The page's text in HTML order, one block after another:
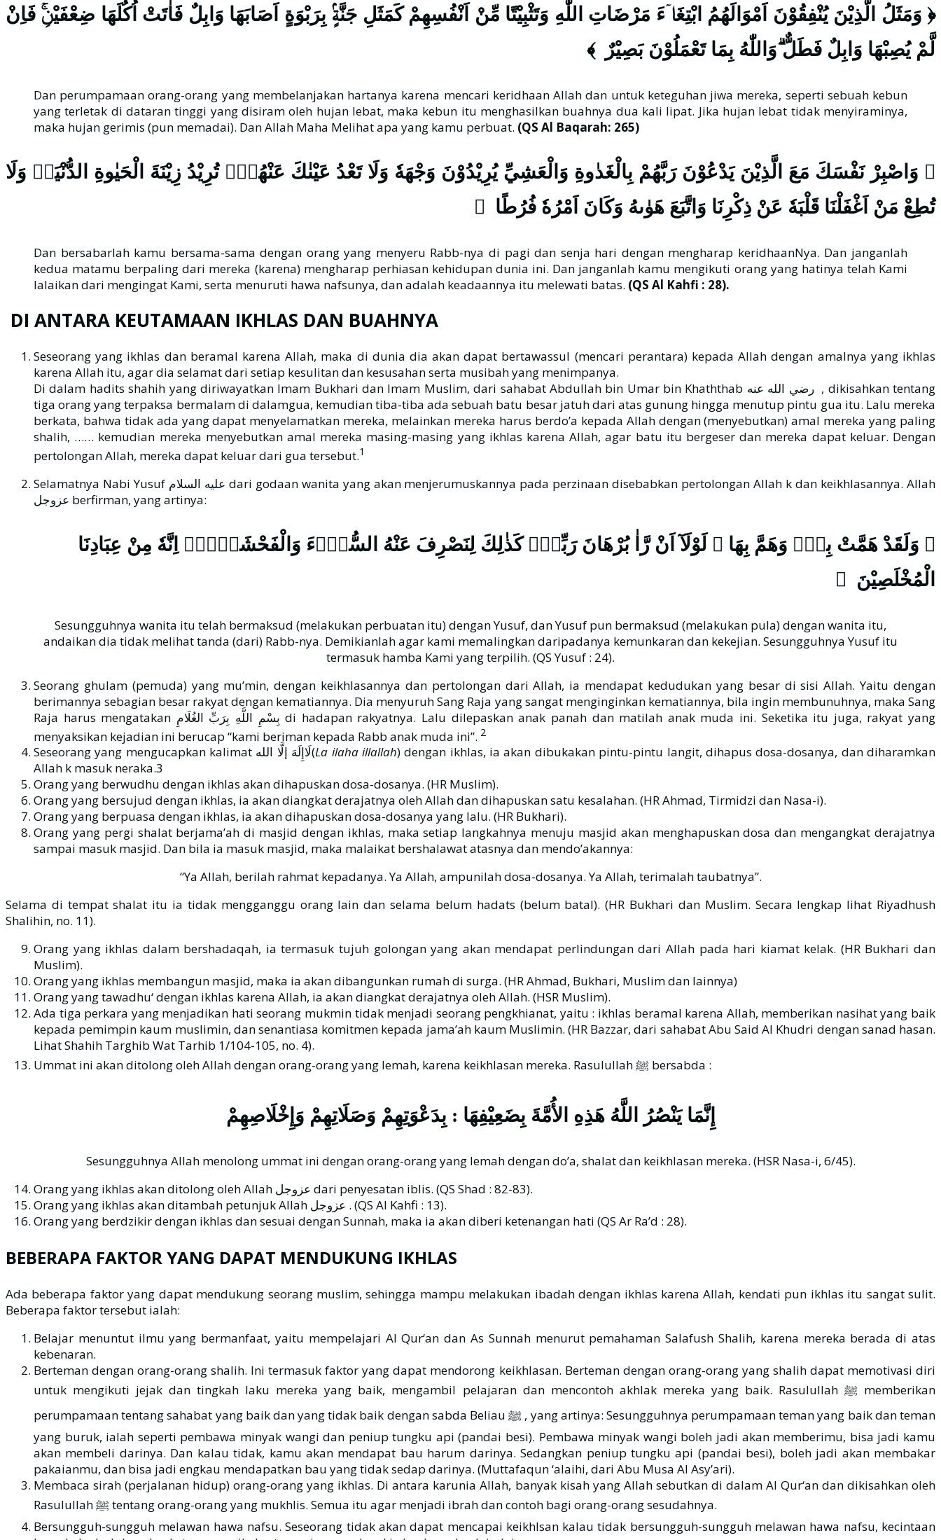
﴿ وَمَثَلُ الَّذِيْنَ يُنْفِقُوْنَ اَمْوَالَهُمُ ابْتِغَاۤءَ مَرْضَاتِ اللّٰهِ وَتَثْبِيْتًا مِّنْ اَنْفُسِهِمْ كَمَثَلِ جَنَّةٍۢ بِرَبْوَةٍ اَصَابَهَا وَابِلٌ فَاٰتَتْ اُكُلَهَا ضِعْفَيْنِۚ فَاِنْ
لَّمْ يُصِبْهَا وَابِلٌ فَطَلٌّ ۗوَاللّٰهُ بِمَا تَعْمَلُوْنَ بَصِيْرٌ ﴾
Dan perumpamaan orang-orang yang membelanjakan hartanya karena mencari keridhaan Allah dan untuk keteguhan jiwa mereka, seperti sebuah kebun
yang terletak di dataran tinggi yang disiram oleh hujan lebat, maka kebun itu menghasilkan buahnya dua kali lipat. Jika hujan lebat tidak menyiraminya,
maka hujan gerimis (pun memadai). Dan Allah Maha Melihat apa yang kamu perbuat. (QS Al Baqarah: 265)
﴿ وَاصْبِرْ نَفْسَكَ مَعَ الَّذِيْنَ يَدْعُوْنَ رَبَّهُمْ بِالْغَدٰوةِ وَالْعَشِيِّ يُرِيْدُوْنَ وَجْهَهٗ وَلَا تَعْدُ عَيْنٰكَ عَنْهُمْۚ تُرِيْدُ زِيْنَةَ الْحَيٰوةِ الدُّنْيَاۚ وَلَا
تُطِعْ مَنْ اَغْفَلْنَا قَلْبَهٗ عَنْ ذِكْرِنَا وَاتَّبَعَ هَوٰىهُ وَكَانَ اَمْرُهٗ فُرُطًا ﴾
Dan bersabarlah kamu bersama-sama dengan orang yang menyeru Rabb-nya di pagi dan senja hari dengan mengharap keridhaanNya. Dan janganlah
kedua matamu berpaling dari mereka (karena) mengharap perhiasan kehidupan dunia ini. Dan janganlah kamu mengikuti orang yang hatinya telah Kami
lalaikan dari mengingat Kami, serta menuruti hawa nafsunya, dan adalah keadaannya itu melewati batas. (QS Al Kahfi : 28).
DI ANTARA KEUTAMAAN IKHLAS DAN BUAHNYA
Seseorang yang ikhlas dan beramal karena Allah, maka di dunia dia akan dapat bertawassul (mencari perantara) kepada Allah dengan amalnya yang ikhlas
karena Allah itu, agar dia selamat dari setiap kesulitan dan kesusahan serta musibah yang menimpanya.
Di dalam hadits shahih yang diriwayatkan Imam Bukhari dan Imam Muslim, dari sahabat Abdullah bin Umar bin Khaththab رضي الله عنه , dikisahkan tentang
tiga orang yang terpaksa bermalam di dalamgua, kemudian tiba-tiba ada sebuah batu besar jatuh dari atas gunung hingga menutup pintu gua itu. Lalu mereka
berkata, bahwa tidak ada yang dapat menyelamatkan mereka, melainkan mereka harus berdo’a kepada Allah dengan (menyebutkan) amal mereka yang paling
shalih, …… kemudian mereka menyebutkan amal mereka masing-masing yang ikhlas karena Allah, agar batu itu bergeser dan mereka dapat keluar. Dengan
pertolongan Allah, mereka dapat keluar dari gua tersebut.1
Selamatnya Nabi Yusuf عليه السلام dari godaan wanita yang akan menjerumuskannya pada perzinaan disebabkan pertolongan Allah k dan keikhlasannya. Allah
عزوجل berfirman, yang artinya:
﴿ وَلَقَدْ هَمَّتْ بِهٖۙ وَهَمَّ بِهَا ۚ لَوْلَآ اَنْ رَّاٰ بُرْهَانَ رَبِّهٖۗ كَذٰلِكَ لِنَصْرِفَ عَنْهُ السُّوْۤءَ وَالْفَحْشَاۤءَۗ اِنَّهٗ مِنْ عِبَادِنَا
الْمُخْلَصِيْنَ ﴾
Sesungguhnya wanita itu telah bermaksud (melakukan perbuatan itu) dengan Yusuf, dan Yusuf pun bermaksud (melakukan pula) dengan wanita itu,
andaikan dia tidak melihat tanda (dari) Rabb-nya. Demikianlah agar kami memalingkan daripadanya kemunkaran dan kekejian. Sesungguhnya Yusuf itu
termasuk hamba Kami yang terpilih. (QS Yusuf : 24).
Seorang ghulam (pemuda) yang mu’min, dengan keikhlasannya dan pertolongan dari Allah, ia mendapat kedudukan yang besar di sisi Allah. Yaitu dengan
berimannya sebagian besar rakyat dengan kematiannya. Dia menyuruh Sang Raja yang sangat menginginkan kematiannya, bila ingin membunuhnya, maka Sang
Raja harus mengatakan بِسْمِ اللَّهِ بِرَبِّ الغُلَامِ di hadapan rakyatnya. Lalu dilepaskan anak panah dan matilah anak muda ini. Seketika itu juga, rakyat yang
menyaksikan kejadian ini berucap “kami beriman kepada Rabb anak muda ini”. 2
Seseorang yang mengucapkan kalimat لَاإِلَهَ إلَّا الله(La ilaha illallah) dengan ikhlas, ia akan dibukakan pintu-pintu langit, dihapus dosa-dosanya, dan diharamkan
Allah k masuk neraka.3
Orang yang berwudhu dengan ikhlas akan dihapuskan dosa-dosanya. (HR Muslim).
Orang yang bersujud dengan ikhlas, ia akan diangkat derajatnya oleh Allah dan dihapuskan satu kesalahan. (HR Ahmad, Tirmidzi dan Nasa-i).
Orang yang berpuasa dengan ikhlas, ia akan dihapuskan dosa-dosanya yang lalu. (HR Bukhari).
Orang yang pergi shalat berjama’ah di masjid dengan ikhlas, maka setiap langkahnya menuju masjid akan menghapuskan dosa dan mengangkat derajatnya
sampai masuk masjid. Dan bila ia masuk masjid, maka malaikat bershalawat atasnya dan mendo’akannya:
“Ya Allah, berilah rahmat kepadanya. Ya Allah, ampunilah dosa-dosanya. Ya Allah, terimalah taubatnya”.
Selama di tempat shalat itu ia tidak mengganggu orang lain dan selama belum hadats (belum batal). (HR Bukhari dan Muslim. Secara lengkap lihat Riyadhush
Shalihin, no. 11).
Orang yang ikhlas dalam bershadaqah, ia termasuk tujuh golongan yang akan mendapat perlindungan dari Allah pada hari kiamat kelak. (HR Bukhari dan
Muslim).
Orang yang ikhlas membangun masjid, maka ia akan dibangunkan rumah di surga. (HR Ahmad, Bukhari, Muslim dan lainnya)
Orang yang tawadhu‘ dengan ikhlas karena Allah, ia akan diangkat derajatnya oleh Allah. (HSR Muslim).
Ada tiga perkara yang menjadikan hati seorang mukmin tidak menjadi seorang pengkhianat, yaitu : ikhlas beramal karena Allah, memberikan nasihat yang baik
kepada pemimpin kaum muslimin, dan senantiasa komitmen kepada jama’ah kaum Muslimin. (HR Bazzar, dari sahabat Abu Said Al Khudri dengan sanad hasan.
Lihat Shahih Targhib Wat Tarhib 1/104-105, no. 4).
Ummat ini akan ditolong oleh Allah dengan orang-orang yang lemah, karena keikhlasan mereka. Rasulullah ﷺ bersabda :
إِنَّمَا يَنْصُرُ اللَّهُ هَذِهِ الأُمَّةَ بِضَعِيْفِهَا : بِدَعْوَتِهِمْ وَصَلَاتِهِمْ وَإِخْلَاصِهِمْ
Sesungguhnya Allah menolong ummat ini dengan orang-orang yang lemah dengan do’a, shalat dan keikhlasan mereka. (HSR Nasa-i, 6/45).
Orang yang ikhlas akan ditolong oleh Allah عزوجل dari penyesatan iblis. (QS Shad : 82-83).
Orang yang ikhlas akan ditambah petunjuk Allah عزوجل . (QS Al Kahfi : 13).
Orang yang berdzikir dengan ikhlas dan sesuai dengan Sunnah, maka ia akan diberi ketenangan hati (QS Ar Ra’d : 28).
BEBERAPA FAKTOR YANG DAPAT MENDUKUNG IKHLAS
Ada beberapa faktor yang dapat mendukung seorang muslim, sehingga mampu melakukan ibadah dengan ikhlas karena Allah, kendati pun ikhlas itu sangat sulit.
Beberapa faktor tersebut ialah:
Belajar menuntut ilmu yang bermanfaat, yaitu mempelajari Al Qur‘an dan As Sunnah menurut pemahaman Salafush Shalih, karena mereka berada di atas
kebenaran.
Berteman dengan orang-orang shalih. Ini termasuk faktor yang dapat mendorong keikhlasan. Berteman dengan orang-orang yang shalih dapat memotivasi diri
untuk mengikuti jejak dan tingkah laku mereka yang baik, mengambil pelajaran dan mencontoh akhlak mereka yang baik. Rasulullah ﷺ memberikan
perumpamaan tentang sahabat yang baik dan yang tidak baik dengan sabda Beliau ﷺ , yang artinya: Sesungguhnya perumpamaan teman yang baik dan teman
yang buruk, ialah seperti pembawa minyak wangi dan peniup tungku api (pandai besi). Pembawa minyak wangi boleh jadi akan memberimu, bisa jadi kamu
akan membeli darinya. Dan kalau tidak, kamu akan mendapat bau harum darinya. Sedangkan peniup tungku api (pandai besi), boleh jadi akan membakar
pakaianmu, dan bisa jadi engkau mendapatkan bau yang tidak sedap darinya. (Muttafaqun ‘alaihi, dari Abu Musa Al Asy’ari).
Membaca sirah (perjalanan hidup) orang-orang yang ikhlas. Di antara karunia Allah, banyak kisah yang Allah sebutkan di dalam Al Qur‘an dan dikisahkan oleh
Rasulullah ﷺ tentang orang-orang yang mukhlis. Semua itu agar menjadi ibrah dan contoh bagi orang-orang sesudahnya.
Bersungguh-sungguh melawan hawa nafsu. Seseorang tidak akan dapat mencapai keikhlsan kalau tidak bersungguh-sungguh melawan hawa nafsu, kecintaan